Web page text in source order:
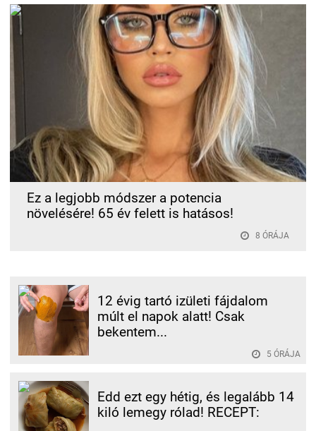
Ez a legjobb módszer a potencia
növelésére! 65 év felett is hatásos!
8 ÓRÁJA
12 évig tartó izületi fájdalom
múlt el napok alatt! Csak
bekentem...
5 ÓRÁJA
Edd ezt egy hétig, és legalább 14
kiló lemegy rólad! RECEPT: